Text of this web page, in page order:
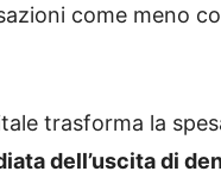
come meno
trasforma la
dell’uscita di